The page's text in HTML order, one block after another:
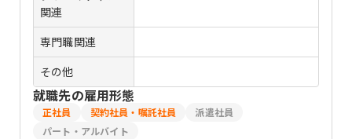
関連
専門職関連
その他
就職先の雇用形態
正社員 契約社員・嘱託社員
派遣社員
パート・アルバイト